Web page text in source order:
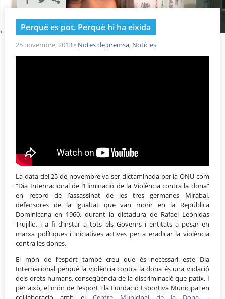
València en esport
Portal de Transparència
Reserves
Perquè es pot. Perquè hi ha eixida
25 novembre, 2013 • Notes de premsa, Notícies
La data del 25 de novembre va ser dictaminada per la ONU com
“Dia Internacional de l’Eliminació de la Violència contra la dona”
en record de l’assassinat de les tres germanes Mirabal,
defensores de la igualtat que van morir en la República
Dominicana en 1960, durant la dictadura de Rafael Leónidas
Trujillo, i a fi d’instar a tots els Governs i entitats a posar en
marxa polítiques i iniciatives actives per a eradicar la violència
contra les dones.
El món de l’esport també creu que és necessari este Dia
Internacional perquè la violència contra la dona és una violació
dels drets humans, conseqüència de la discriminació que patix. I
per això, el món de l’esport i la Fundació Esportiva Municipal en